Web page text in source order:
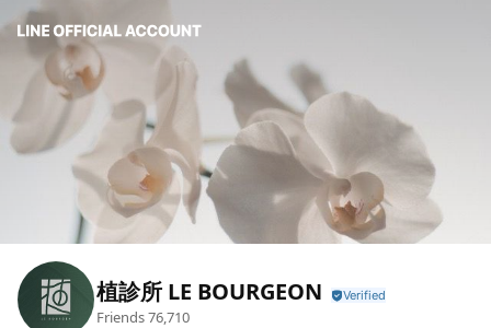
植診所 LE BOURGEON
Friends76,710